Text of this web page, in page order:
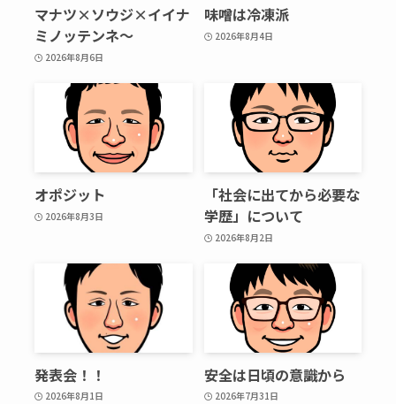
マナツ×ソウジ×イイナ
ミノッテンネ～
2026年8月6日
味噌は冷凍派
2026年8月4日
オポジット
2026年8月3日
「社会に出てから必要な
学歴」について
2026年8月2日
発表会！！
2026年8月1日
安全は日頃の意識から
2026年7月31日